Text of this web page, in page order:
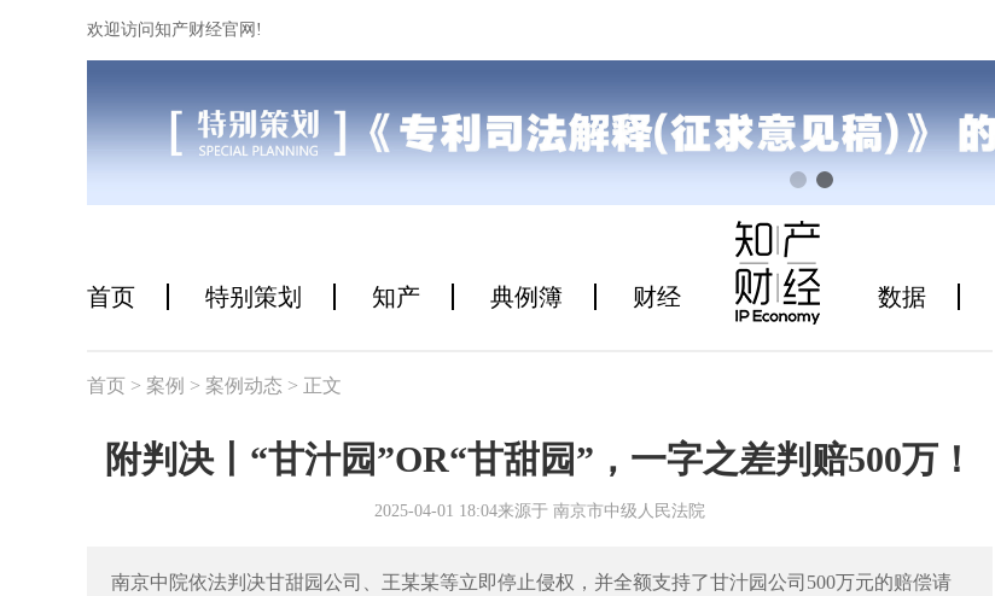
欢迎访问知产财经官网!
首页 特别策划 知产 典例簿 财经 数据
首页 > 案例 > 案例动态 > 正文
附判决丨“甘汁园”OR“甘甜园”，一字之差判赔500万！
2025-04-01 18:04来源于 南京市中级人民法院
南京中院依法判决甘甜园公司、王某某等立即停止侵权，并全额支持了甘汁园公司500万元的赔偿请